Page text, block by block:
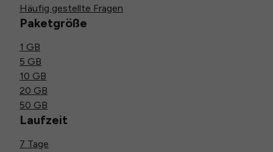
Häufig gestellte Fragen
Paketgröße
1 GB
5 GB
10 GB
20 GB
50 GB
Laufzeit
7 Tage